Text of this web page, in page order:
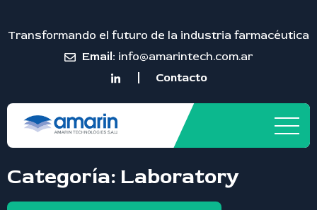
Transformando el futuro de la industria farmacéutica
Email: info@amarintech.com.ar
Contacto
Categoría: Laboratory